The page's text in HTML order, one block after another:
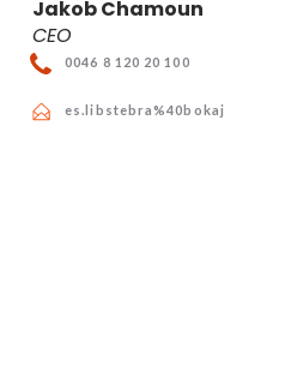
Jakob Chamoun
CEO
0046 8 120 20 100
es.libstebra%40bokaj